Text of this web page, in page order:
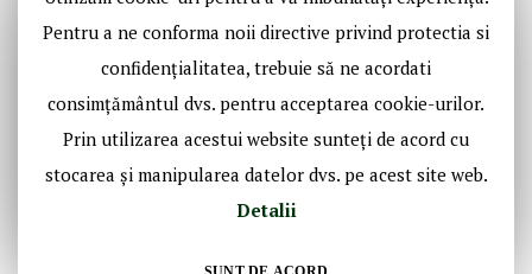
Pentru a ne conforma noii directive privind protectia si
confidențialitatea, trebuie să ne acordati
consimțământul dvs. pentru acceptarea cookie-urilor.
Prin utilizarea acestui website sunteți de acord cu
stocarea și manipularea datelor dvs. pe acest site web.
Detalii
Copyright © Casa de Licitaţii Historic SRL
Social Media Historic